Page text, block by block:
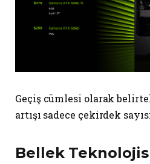
Geçiş cümlesi olarak
artışı sadece çekirdek
Bellek